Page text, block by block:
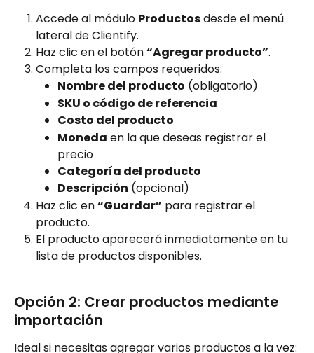
Accede al módulo Productos desde el menú
lateral de Clientify.
Haz clic en el botón “Agregar producto”.
Completa los campos requeridos:
Nombre del producto (obligatorio)
SKU o código de referencia
Costo del producto
Moneda en la que deseas registrar el
precio
Categoría del producto
Descripción (opcional)
Haz clic en “Guardar” para registrar el
producto.
El producto aparecerá inmediatamente en tu
lista de productos disponibles.
Opción 2: Crear productos mediante
importación
Ideal si necesitas agregar varios productos a la vez: